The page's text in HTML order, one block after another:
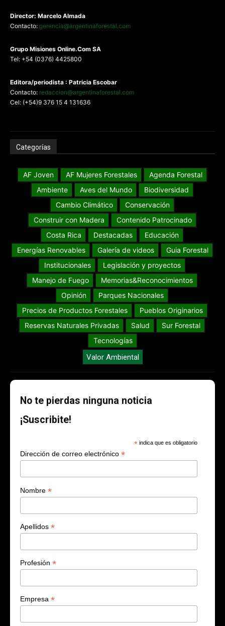
Director: Marcelo Almada
Contacto: gerencia@argentinaforestal.com
Grupo Misiones Online.Com SA
Tel: +54 (0376) 4425800
Editora/periodista : Patricia Escobar
Contacto: redaccion@argentinaforestal.com
Cel: (+54)9 376 15 4 131636
Categorías
AF Joven AF Mujeres Forestales
Agenda Forestal
Ambiente
Aves del Mundo
Biodiversidad
Cambio Climático
Conservación
Construir con Madera
Contenido Patrocinado
Costa Rica
Destacadas
Educación
Energías Renovables
Galería de videos
Guia Forestal
Institucionales
Legislación y proyectos
Manejo de Fuego
Memorias&Reconocimientos
Opinión
Parques Nacionales
Precios de Productos Forestales
Pueblos Originarios
Reservas Naturales Privadas
Salud
Sur Forestal
Tecnologías
Valor Ambiental
No te pierdas ninguna noticia
¡Suscribite!
* indica que es obligatorio
Dirección de correo electrónico *
Nombre *
Apellidos *
Profesión *
Empresa *